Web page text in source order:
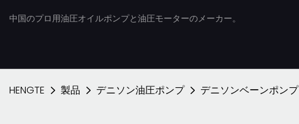
中国のプロ用油圧オイルポンプと油圧モーターのメーカー。
HENGTE 製品 デニソン油圧ポンプ デニソンベーンポンプ